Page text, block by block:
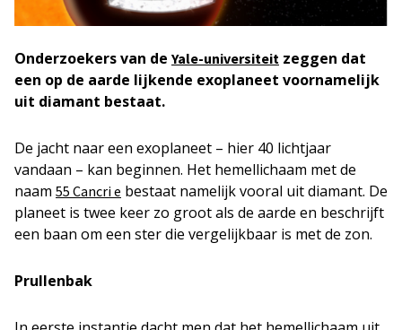
Onderzoekers van de Yale-universiteit zeggen dat
een op de aarde lijkende exoplaneet voornamelijk
uit diamant bestaat.
De jacht naar een exoplaneet – hier 40 lichtjaar
vandaan – kan beginnen. Het hemellichaam met de
naam 55 Cancri e bestaat namelijk vooral uit diamant. De
planeet is twee keer zo groot als de aarde en beschrijft
een baan om een ster die vergelijkbaar is met de zon.
Prullenbak